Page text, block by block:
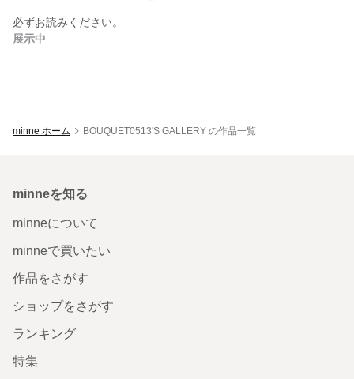
必ずお読みください。
展示中
minne ホーム BOUQUET0513'S GALLERY の作品一覧
minneを知る
minneについて
minneで買いたい
作品をさがす
ショップをさがす
ランキング
特集